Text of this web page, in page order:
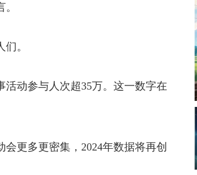
。
动参与人次超35万。这一数字在
更多更密集，2024年数据将再创